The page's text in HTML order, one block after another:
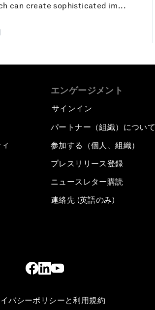
can create sophisticated im...
エンゲージメント
サインイン
パートナー（組織）について
参加する（個人、組織）
プレスリリース登録
ニュースレター購読
連絡先 (英語のみ)
バシーポリシーと利用規約